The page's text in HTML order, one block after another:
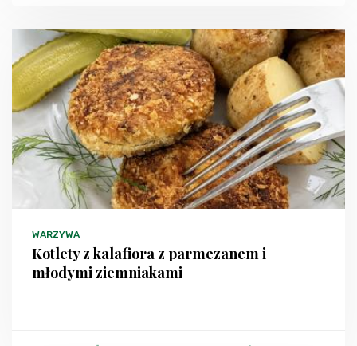
WARZYWA
Kotlety z kalafiora z parmezanem i
młodymi ziemniakami